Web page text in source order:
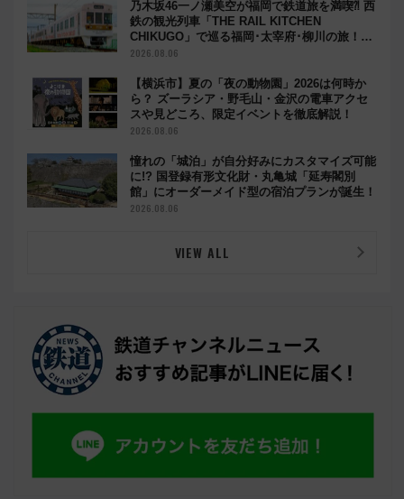
乃木坂46一ノ瀬美空が福岡で鉄道旅を満喫⁈ 西
鉄の観光列車「THE RAIL KITCHEN
CHIKUGO」で巡る福岡･太宰府･柳川の旅！
YouTubeが公開に
2026.08.06
【横浜市】夏の「夜の動物園」2026は何時か
ら？ ズーラシア・野毛山・金沢の電車アクセ
スや見どころ、限定イベントを徹底解説！
2026.08.06
憧れの「城泊」が自分好みにカスタマイズ可能
に!? 国登録有形文化財・丸亀城「延寿閣別
館」にオーダーメイド型の宿泊プランが誕生！
2026.08.06
VIEW ALL